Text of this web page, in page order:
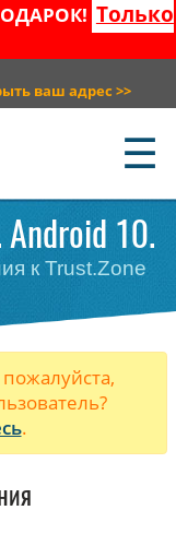
Только
ваш адрес >>
☰
Android 10.
к Trust.Zone
пожалуйста,
.